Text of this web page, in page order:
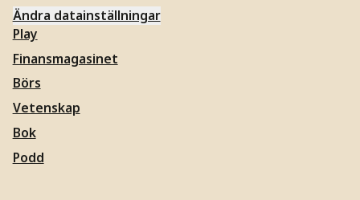
Ändra datainställningar
Play
Finansmagasinet
Börs
Vetenskap
Bok
Podd